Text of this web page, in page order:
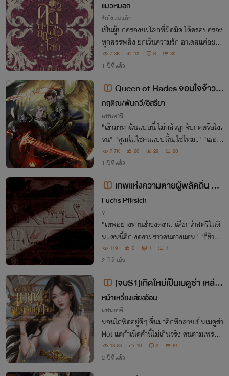
ersephone) อ่านฟรี
แมวหมอก
รักโรแมนติก
เป็นผู้ปกครองยมโลกที่มืดมิด ได้ครอบครอง
ทุกสรรพสิ่ง ยกเว้นความรัก ฮาเดสแค่อยาก
ได้ความอบอุ่นมาช่วยปลอบโยนหัวใจที่เย็นเ
ฉียบเหมือนน้ำแข็งของตน ทว่ามันก็ยากเหลื
7.3K 12 6 30
1 ปีที่แล้ว
Queen of Hades จอมใจจ้าวน
รก
กฤติณ/พันกวี/อิสรียา
แฟนตาซี
"เข้ามาหาฉันแบบนี้ ไม่กลัวถูกจับกดหรือไงเ
รน" "คุณไม่ใช่คนแบบนั้น..ใช่ไหม.." "เธอก็รู้
ฉันต้องการอะไร..เข้ามาหาฉันแบบนี้..เธอไว้ใ
จฉันได้หรือเปล่า เพราะถ้ามันอยากมาก ๆ ฉั
7.7K 20 29 28
1 ปีที่แล้ว
เทพแห่งความตายผู้พลัดถิ่น #อ
นูบิสทานาทอส
Fuchs Pfirsich
Y
"เทพอย่างท่านช่างงดงาม เสียกว่าสตรีในดิ
นแดนนี้อีก งดงามราวคนต่างแดน" "ก็ข้ามา
จากต่างแดนไง เจ้าหมวกสุนัข"
119 0 1 1
2 ปีที่แล้ว
[จบS1]เกิดใหม่เป็นเมดูซ่า เหล่า
ผู้กล้าจะลองตามล่าฉันดูก็ได้นะ
หน้าเหวี่ยงเสียงอ้อน
แฟนตาซี
นอนไถฟีดอยู่ดีๆ ตื่นมาอีกทีกลายเป็นเมดูซ่า
Hot แต่กำเนิดคำนี้ไม่เกินจริง คนตามเพราะ
สวย No ตามมาฆ่าจ้า แต่ใดๆคือผู้ชายโลกนี้
คือหล่อมาก ทั้งเก่งทั้งหล่อ มารุมล้อมฉันข
13.5K 10 3 61
2 ปีที่แล้ว